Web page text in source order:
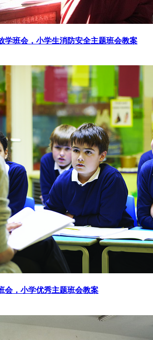
学班会，小学生消防安全主题班会教案
会，小学优秀主题班会教案